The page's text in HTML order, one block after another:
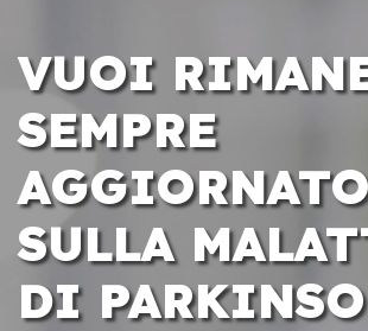
VUOI
SEMPRE
SULLA
DI